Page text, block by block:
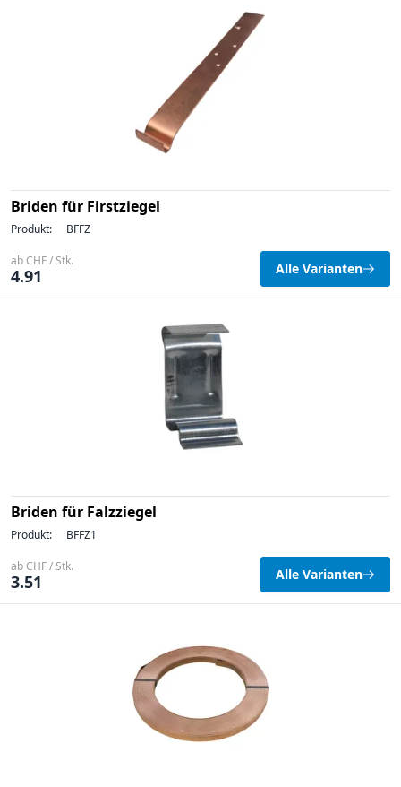
Briden für Firstziegel
Produkt: BFFZ
ab CHF / Stk.
4.91 Alle Varianten
Briden für Falzziegel
Produkt: BFFZ1
ab CHF / Stk.
3.51 Alle Varianten